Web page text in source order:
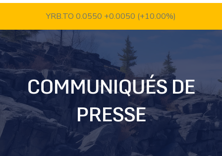
YRB.TO 0.0550 +0.0050 (+10.00%)
COMMUNIQUÉS DE
PRESSE